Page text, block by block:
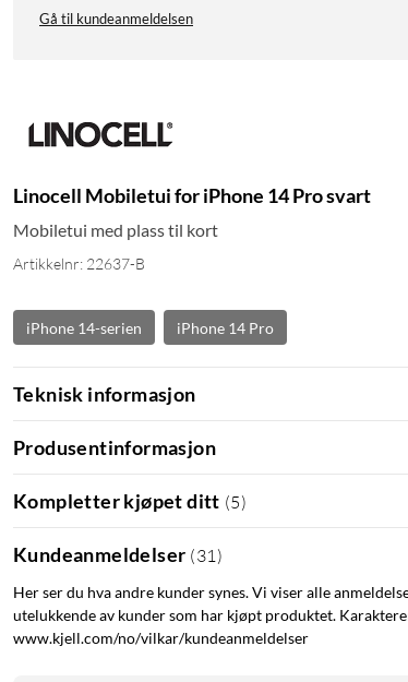
Gå til kundeanmeldelsen
Linocell Mobiletui for iPhone 14 Pro svart
Mobiletui med plass til kort
Artikkelnr: 22637-B
iPhone 14-serien iPhone 14 Pro
Teknisk informasjon
Produsentinformasjon
Kompletter kjøpet ditt (5)
Kundeanmeldelser (31 )
Her ser du hva andre kunder synes. Vi viser alle
utelukkende av kunder som har kjøpt produktet.
www.kjell.com/no/vilkar/kundeanmeldelser